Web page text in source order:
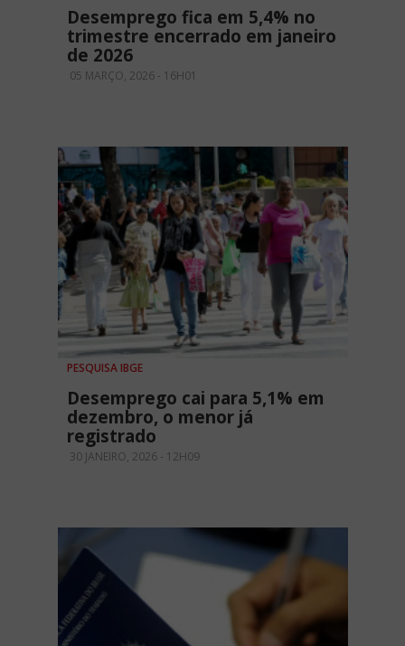
Desemprego fica em 5,4% no
trimestre encerrado em janeiro
de 2026
05 MARÇO, 2026 - 16H01
PESQUISA IBGE
Desemprego cai para 5,1% em
dezembro, o menor já
registrado
30 JANEIRO, 2026 - 12H09